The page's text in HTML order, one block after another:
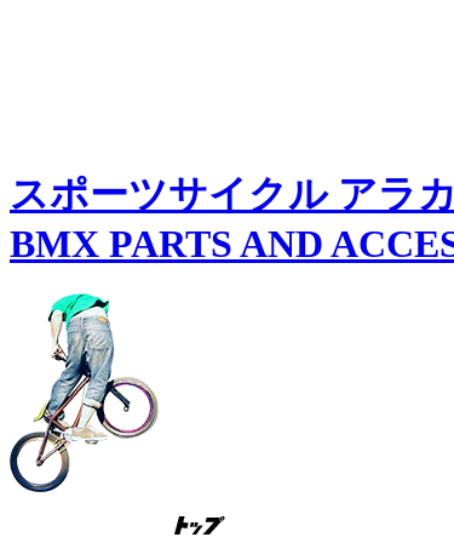
スポーツサイクル アラ
BMX PARTS AND